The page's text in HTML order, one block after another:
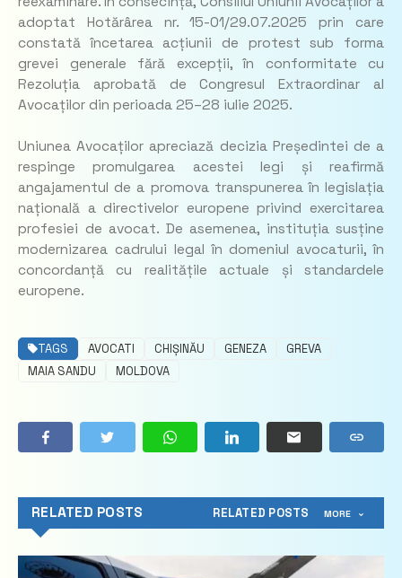
adoptat Hotărârea nr. 15-01/29.07.2025 prin care
constată încetarea acțiunii de protest sub forma
grevei generale fără excepții, în conformitate cu
Rezoluția aprobată de Congresul Extraordinar al
Avocaților din perioada 25–28 iulie 2025.
Uniunea Avocaților apreciază decizia Președintei de a
respinge promulgarea acestei legi și reafirmă
angajamentul de a promova transpunerea în legislația
națională a directivelor europene privind exercitarea
profesiei de avocat. De asemenea, instituția susține
modernizarea cadrului legal în domeniul avocaturii, în
concordanță cu realitățile actuale și standardele
europene.
TAGS AVOCATI CHIȘINĂU GENEZA
GREVA
MAIA SANDU
MOLDOVA
RELATED POSTS RELATED POSTS MORE